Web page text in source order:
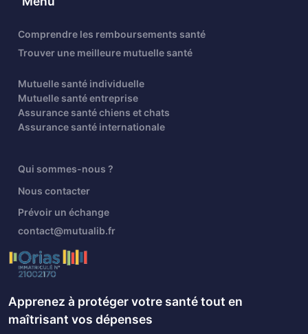
Comprendre les remboursements santé
Trouver une meilleure mutuelle santé
Mutuelle santé individuelle
Mutuelle santé entreprise
Assurance santé chiens et chats
Assurance santé internationale
Qui sommes-nous ?
Nous contacter
Prévoir un échange
contact@mutualib.fr
Apprenez à protéger votre santé tout en
maîtrisant vos dépenses